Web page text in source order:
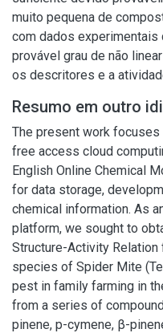
muito pequena de
com dados experimentais
provável grau de não
os descritores e a
Resumo em outro
The present work
free access cloud
English Online Chemical
for data storage,
chemical information. As
platform, we sought to
Structure-Activity
species of Spider Mite
pest in family farming in
from a series of
pinene, p-cymene, β-